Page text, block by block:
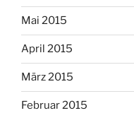
Mai 2015
April 2015
März 2015
Februar 2015